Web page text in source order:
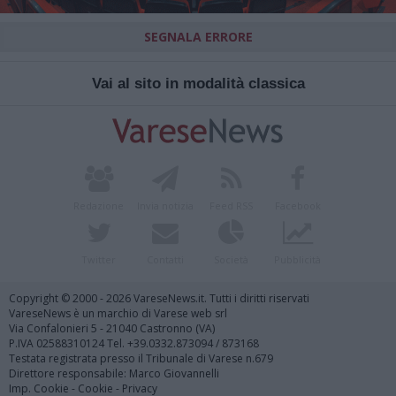
SEGNALA ERRORE
Vai al sito in modalità classica
Copyright © 2000 - 2026 VareseNews.it. Tutti i diritti riservati
VareseNews è un marchio di Varese web srl
Via Confalonieri 5 - 21040 Castronno (VA)
P.IVA 02588310124 Tel. +39.0332.873094 / 873168
Testata registrata presso il Tribunale di Varese n.679
Direttore responsabile: Marco Giovannelli
Imp. Cookie - Cookie - Privacy